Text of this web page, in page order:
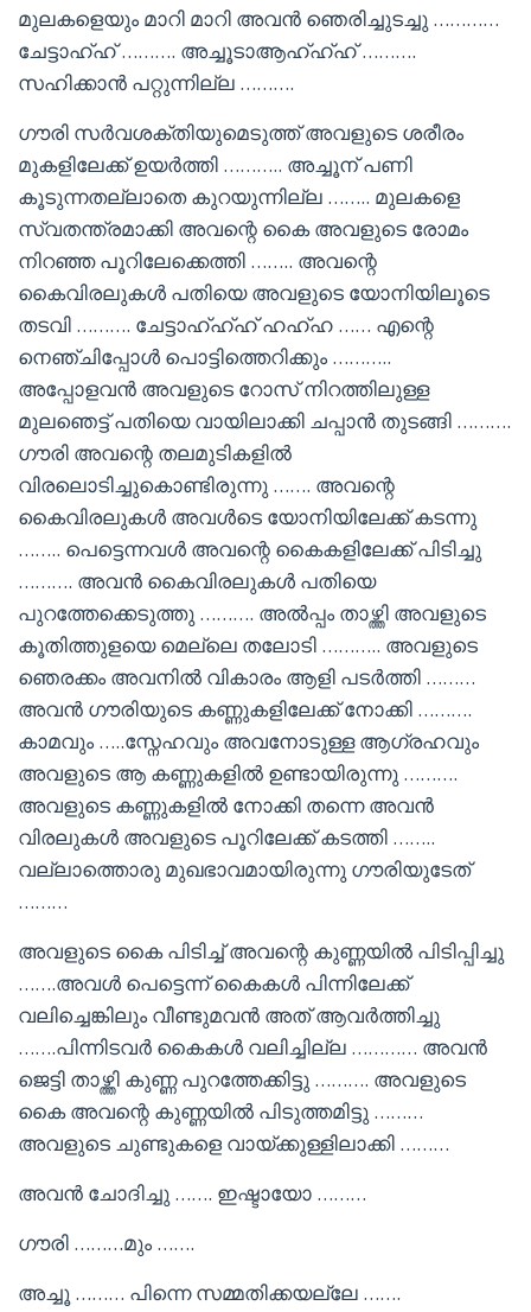
മുലകളെയും മാറി മാറി അവൻ ഞെരിച്ചുടച്ചു …………
ചേട്ടാഹ്ഹ് ………. അച്ചൂടാആഹ്ഹ്ഹ് ……….
സഹിക്കാൻ പറ്റുന്നില്ല ……….
ഗൗരി സർവശക്തിയുമെടുത്ത് അവളുടെ ശരീരം
മുകളിലേക്ക് ഉയർത്തി ……….. അച്ചൂന് പണി
കൂടുന്നതല്ലാതെ കുറയുന്നില്ല …….. മുലകളെ
സ്വതന്ത്രമാക്കി അവന്റെ കൈ അവളുടെ രോമം
നിറഞ്ഞ പൂറിലേക്കെത്തി …….. അവന്റെ
കൈവിരലുകൾ പതിയെ അവളുടെ യോനിയിലൂടെ
തടവി ………. ചേട്ടാഹ്ഹ്ഹ് ഹഹ്ഹ …… എന്റെ
നെഞ്ചിപ്പോൾ പൊട്ടിത്തെറിക്കും ………..
അപ്പോളവൻ അവളുടെ റോസ് നിറത്തിലുള്ള
മുലഞെട്ട് പതിയെ വായിലാക്കി ചപ്പാൻ തുടങ്ങി ……….
ഗൗരി അവന്റെ തലമുടികളിൽ
വിരലൊടിച്ചുകൊണ്ടിരുന്നു ……. അവന്റെ
കൈവിരലുകൾ അവൾടെ യോനിയിലേക്ക് കടന്നു
…….. പെട്ടെന്നവൾ അവന്റെ കൈകളിലേക്ക് പിടിച്ചു
………. അവൻ കൈവിരലുകൾ പതിയെ
പുറത്തേക്കെടുത്തു ………. അൽപ്പം താഴ്ത്തി അവളുടെ
കൂതിത്തുളയെ മെല്ലെ തലോടി ……….. അവളുടെ
ഞെരക്കം അവനിൽ വികാരം ആളി പടർത്തി ………
അവൻ ഗൗരിയുടെ കണ്ണുകളിലേക്ക് നോക്കി ……….
കാമവും …..സ്നേഹവും അവനോടുള്ള ആഗ്രഹവും
അവളുടെ ആ കണ്ണുകളിൽ ഉണ്ടായിരുന്നു ……….
അവളുടെ കണ്ണുകളിൽ നോക്കി തന്നെ അവൻ
വിരലുകൾ അവളുടെ പൂറിലേക്ക് കടത്തി ……..
വല്ലാത്തൊരു മുഖഭാവമായിരുന്നു ഗൗരിയുടേത്
………
അവളുടെ കൈ പിടിച്ച് അവന്റെ കുണ്ണയിൽ പിടിപ്പിച്ചു
…….അവൾ പെട്ടെന്ന് കൈകൾ പിന്നിലേക്ക്
വലിച്ചെങ്കിലും വീണ്ടുമവൻ അത് ആവർത്തിച്ചു
…….പിന്നിടവർ കൈകൾ വലിച്ചില്ല ………… അവൻ
ജെട്ടി താഴ്ത്തി കുണ്ണ പുറത്തേക്കിട്ടു ………. അവളുടെ
കൈ അവന്റെ കുണ്ണയിൽ പിടുത്തമിട്ടു ………
അവളുടെ ചുണ്ടുകളെ വായ്ക്കുള്ളിലാക്കി ………
അവൻ ചോദിച്ചു ……. ഇഷ്ടായോ ………
ഗൗരി ………മും …….
അച്ചൂ ……… പിന്നെ സമ്മതിക്കയല്ലേ …….